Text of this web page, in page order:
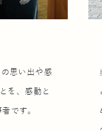
思い出や感
を、感動と
です。